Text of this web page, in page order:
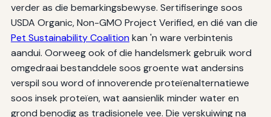
verder as die bemarkingsbewyse. Sertifiseringe soos
USDA Organic, Non-GMO Project Verified, en dié van die
Pet Sustainability Coalitionkan 'n ware verbintenis
aandui. Oorweeg ook of die handelsmerk gebruik word
omgedraai bestanddele soos groente wat andersins
verspil sou word of innoverende proteïenalternatiewe
soos insek proteïen, wat aansienlik minder water en
grond benodig as tradisionele vee. Die verskuiwing na